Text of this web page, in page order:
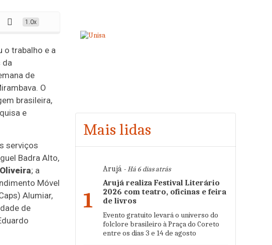
com o Prêmio Anna Nery 2026
1.0x
o trabalho e a
da
de
O
brasileira,
e
serviços
Badra Alto,
; a
Móvel
Alumiar,
de
Mais lidas
1
Arujá - Há 6 dias atrás
Arujá realiza Festival Literário
2026 com teatro, oficinas e feira
de livros
Evento gratuito levará o universo do
folclore brasileiro à Praça do Coreto
entre os dias 3 e 14 de agosto